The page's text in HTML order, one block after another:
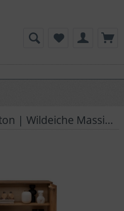
Kommode III | Boston | Wildeiche Massivholz | K03